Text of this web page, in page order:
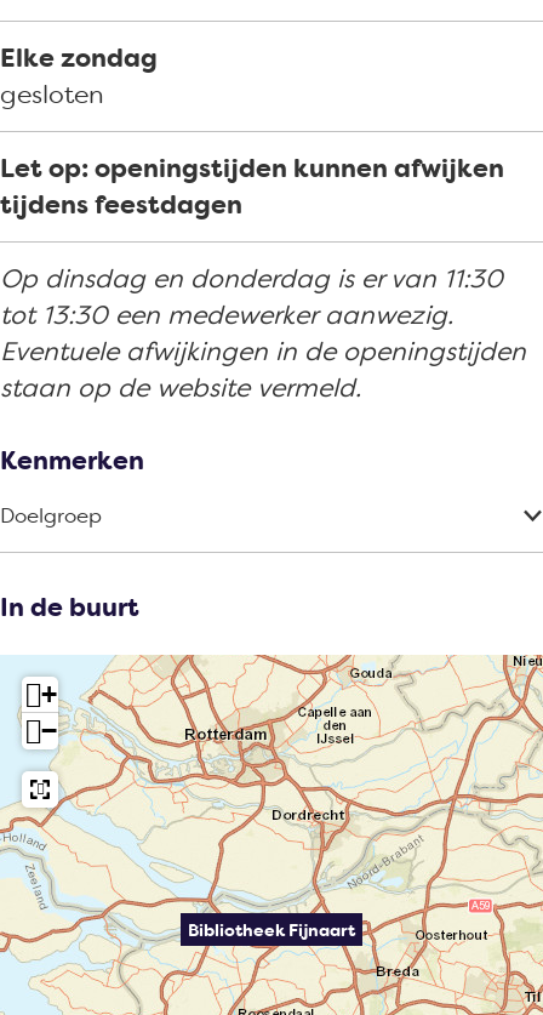
Elke zondag
gesloten
Let op: openingstijden kunnen afwijken
tijdens feestdagen
Op dinsdag en donderdag is er van 11:30
tot 13:30 een medewerker aanwezig.
Eventuele afwijkingen in de openingstijden
staan op de website vermeld.
Kenmerken
Doelgroep
In de buurt
Bibliotheek Fijnaart
+
−